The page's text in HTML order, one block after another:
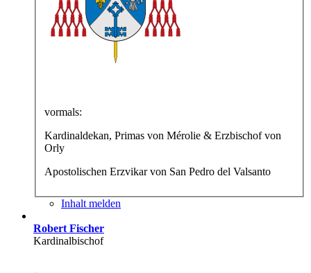
vormals:
Kardinaldekan, Primas von Mérolie & Erzbischof von
Orly
Apostolischen Erzvikar von San Pedro del Valsanto
Inhalt melden
Robert Fischer
Kardinalbischof